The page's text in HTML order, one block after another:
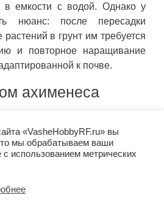
в емкости с водой. Однако у
нюанс: после пересадки
в грунт им требуется
и повторное наращивание
к почве.
ахименеса
в конце зимы или
с конца февраля до
метод позволяет получить
растений из одного
«VasheHobbyRF.ru» вы
мы обрабатываем ваши
использованием метрических